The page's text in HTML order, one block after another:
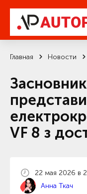
Главная Новости
Засновник
VF 8 з
22 мая 2026 в
Анна Ткач